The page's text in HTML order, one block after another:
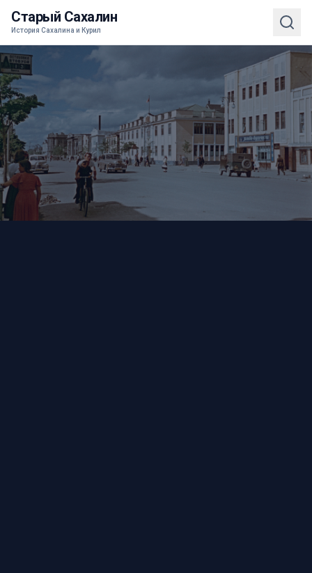
Старый Сахалин
История Сахалина и Курил